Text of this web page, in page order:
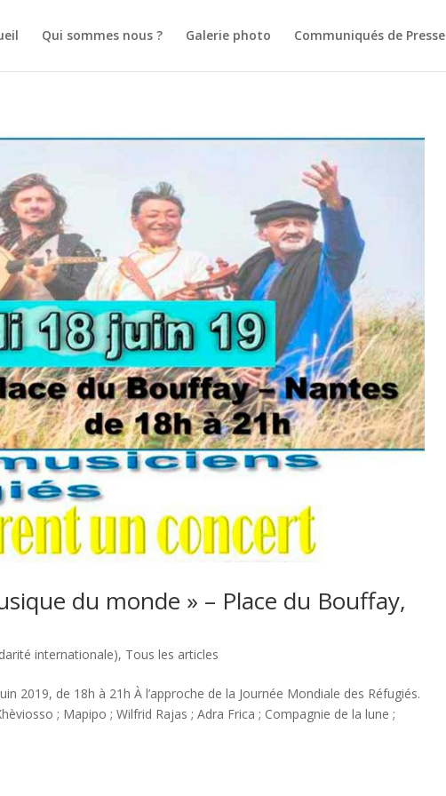
Qui sommes nous ? Galerie photo Communiqués de Presse
du monde » – Place du Bouffay,
internationale), Tous les articles
2019, de 18h à 21h À l’approche de la Journée Mondiale des Réfugiés.
; Mapipo ; Wilfrid Rajas ; Adra Frica ; Compagnie de la lune ;